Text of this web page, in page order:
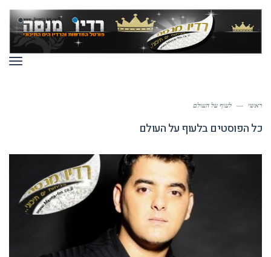
ראשי — לעוף על העולם
כל הפוסטים בלעוף על העולם